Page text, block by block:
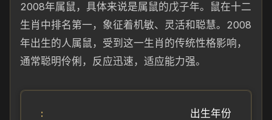
2008年属鼠，具体来说是属鼠的戊子年。鼠在十二
生肖中排名第一，象征着机敏、灵活和聪慧。2008
年出生的人属鼠，受到这一生肖的传统性格影响，
通常聪明伶俐，反应迅速，适应能力强。
出生年份